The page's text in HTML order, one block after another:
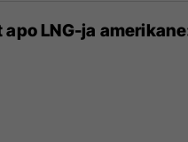
LNG-ja